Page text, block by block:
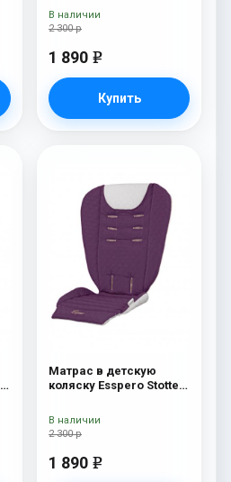
2 300 р
1 890 e
Купить
В наличии
Матрас в детскую
коляску Esspero Stotte
2 300 р
1 890 e
В наличии